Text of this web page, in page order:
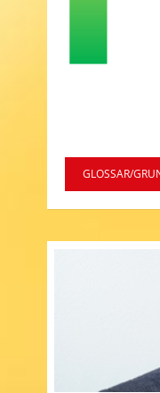
GLOSSAR/